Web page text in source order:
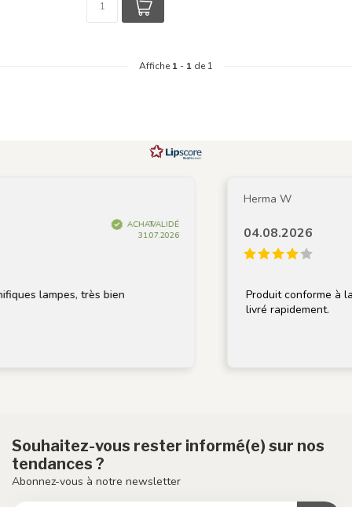
Affiche 1 - 1 de 1
ACHAT VALIDÉ
31.07.2026
lampes, très bien
Herma W
04.08.2026
Produit conforme à
livré rapidement.
Souhaitez-vous rester informé(e) sur nos
tendances ?
Abonnez-vous à notre newsletter